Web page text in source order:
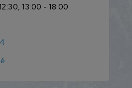
13:00 - 18:00